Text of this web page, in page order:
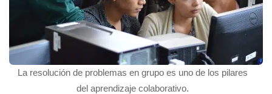
La resolución de problemas en grupo es uno de los pilares
del aprendizaje colaborativo.